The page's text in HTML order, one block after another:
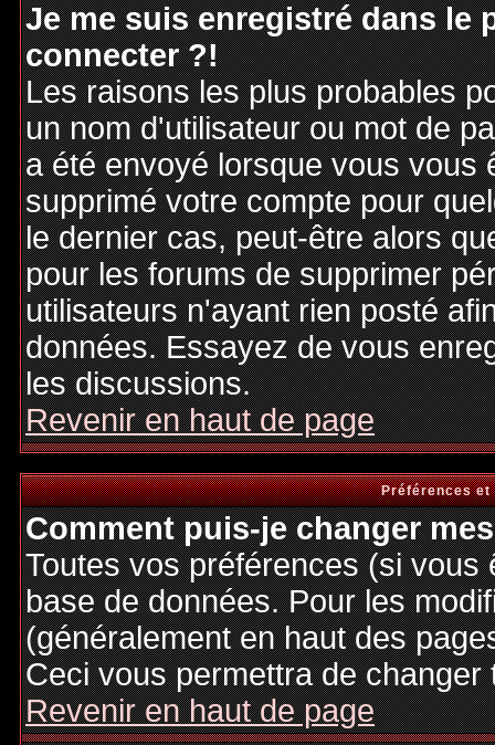
Je me suis enregistré dans le
connecter ?!
Les raisons les plus probables
un nom d'utilisateur ou mot de
a été envoyé lorsque vous vous
supprimé votre compte pour
le dernier cas, peut-être alors
pour les forums de supprimer
utilisateurs n'ayant rien posté
données. Essayez de vous
les discussions.
Revenir en haut de page
Préférences
Comment puis-je changer
Toutes vos préférences (si
base de données. Pour les
(généralement en haut des
Ceci vous permettra de
Revenir en haut de page